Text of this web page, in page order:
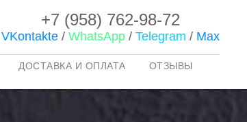
+7 (958) 762-98-72
VKontakte / WhatsApp / Telegram / Max
ДОСТАВКА И ОПЛАТА
ОТЗЫВЫ